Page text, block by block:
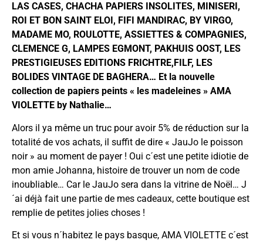
LAS CASES, CHACHA PAPIERS INSOLITES, MINISERI,
ROI ET BON SAINT ELOI, FIFI MANDIRAC, BY VIRGO,
MADAME MO, ROULOTTE, ASSIETTES & COMPAGNIES,
CLEMENCE G, LAMPES EGMONT, PAKHUIS OOST, LES
PRESTIGIEUSES EDITIONS FRICHTRE,FILF, LES
BOLIDES VINTAGE DE BAGHERA… Et la nouvelle
collection de papiers peints « les madeleines » AMA
VIOLETTE by Nathalie…
Alors il ya même un truc pour avoir 5% de réduction sur la
totalité de vos achats, il suffit de dire « JauJo le poisson
noir » au moment de payer ! Oui c´est une petite idiotie de
mon amie Johanna, histoire de trouver un nom de code
inoubliable… Car le JauJo sera dans la vitrine de Noël… J
´ai déjà fait une partie de mes cadeaux, cette boutique est
remplie de petites jolies choses !
Et si vous n´habitez le pays basque, AMA VIOLETTE c´est